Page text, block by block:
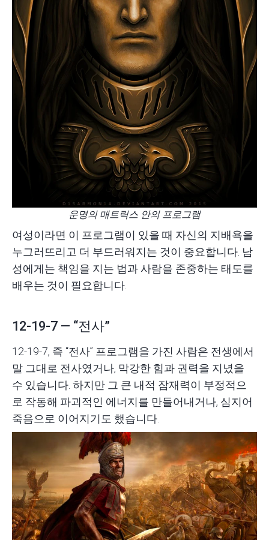
운명의 매트릭스 안의 프로그램
여성이라면 이 프로그램이 있을 때 자신의 지배욕을
누그러뜨리고 더 부드러워지는 것이 중요합니다. 남
성에게는 책임을 지는 법과 사람을 존중하는 태도를
배우는 것이 필요합니다.
12-19-7 — “전사”
12-19-7, 즉 “전사” 프로그램을 가진 사람은 전생에서
말 그대로 전사였거나, 막강한 힘과 권력을 지녔을
수 있습니다. 하지만 그 큰 내적 잠재력이 부정적으
로 작동해 파괴적인 에너지를 만들어내거나, 심지어
죽음으로 이어지기도 했습니다.